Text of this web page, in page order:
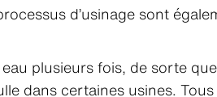
d’usinage sont
plusieurs fois, de sorte
dans certaines usines.